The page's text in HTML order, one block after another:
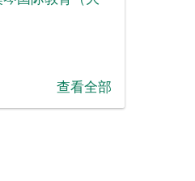
查看全部